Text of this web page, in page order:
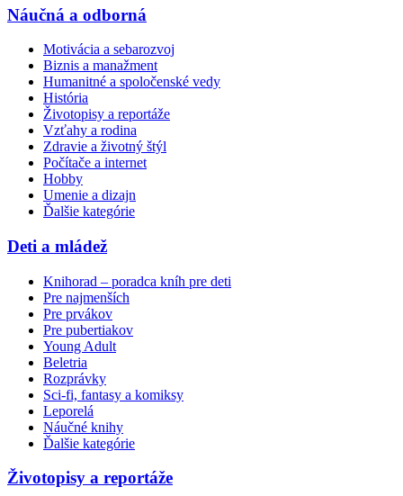
Náučná a odborná
Motivácia a sebarozvoj
Biznis a manažment
Humanitné a spoločenské vedy
História
Životopisy a reportáže
Vzťahy a rodina
Zdravie a životný štýl
Počítače a internet
Hobby
Umenie a dizajn
Ďalšie kategórie
Deti a mládež
Knihorad – poradca kníh pre deti
Pre najmenších
Pre prvákov
Pre pubertiakov
Young Adult
Beletria
Rozprávky
Sci-fi, fantasy a komiksy
Leporelá
Náučné knihy
Ďalšie kategórie
Životopisy a reportáže